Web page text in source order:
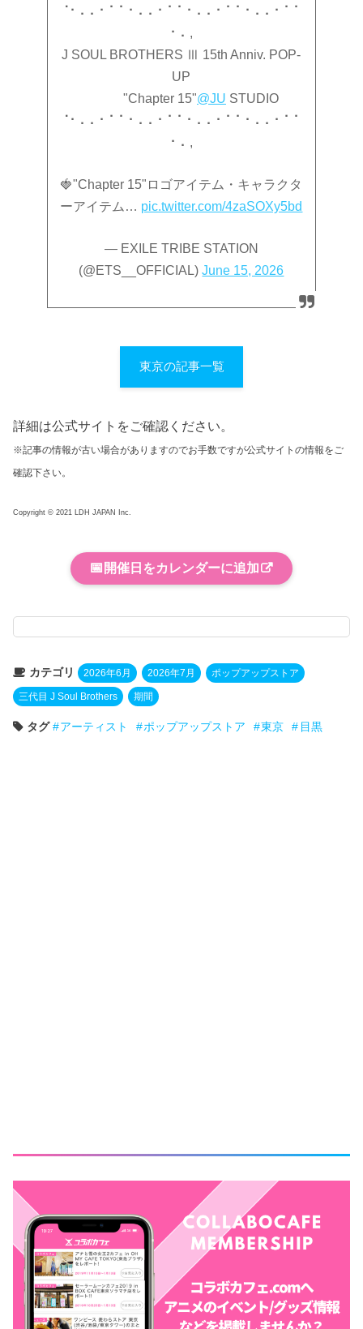
⠈⠂⠄⠄⠂⠁⠁⠂⠄⠄⠂⠁⠁⠂⠄⠄⠂⠁⠁⠂⠄⠄⠂⠁⠁
⠂⠄,
J SOUL BROTHERS Ⅲ 15th Anniv. POP-
UP
"Chapter 15"@JU STUDIO
⠈⠂⠄⠄⠂⠁⠁⠂⠄⠄⠂⠁⠁⠂⠄⠄⠂⠁⠁⠂⠄⠄⠂⠁⠁
⠂⠄,
🍓"Chapter 15"ロゴアイテム・キャラクタ
ーアイテム… pic.twitter.com/4zaSOXy5bd
— EXILE TRIBE STATION
(@ETS__OFFICIAL)June 15, 2026
東京の記事一覧
詳細は公式サイトをご確認ください。
※記事の情報が古い場合がありますのでお手数ですが公式サイトの情報をご
確認下さい。
Copyright © 2021 LDH JAPAN Inc.
📅 開催日をカレンダーに追加
カテゴリ 2026年6月 2026年7月 ポップアップストア
三代目 J Soul Brothers 期間
タグ アーティスト ポップアップストア 東京 目黒